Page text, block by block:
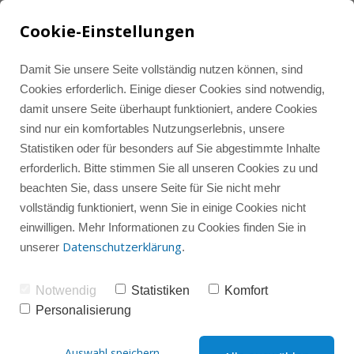
LinkedIn Marketing
Instagram Marketing
Instagram-Gruppencoaching
Sparring
Alle Beiträge
Instagram
LinkedIn
Social Media
Tools und Ressourcen
Instagram-Wissenshub
Instagram-Check
Artikel rund um
LinkedIn - Tipps für
mehr Struktur und
Sichbarkeit
Social Media
Cookie-Einstellungen
Damit Sie unsere Seite vollständig nutzen können, sind
Cookies erforderlich. Einige dieser Cookies sind notwendig,
damit unsere Seite überhaupt funktioniert, andere Cookies
sind nur ein komfortables Nutzungserlebnis, unsere
Statistiken oder für besonders auf Sie abgestimmte Inhalte
erforderlich. Bitte stimmen Sie all unseren Cookies zu und
beachten Sie, dass unsere Seite für Sie nicht mehr
vollständig funktioniert, wenn Sie in einige Cookies nicht
einwilligen. Mehr Informationen zu Cookies finden Sie in
unserer Datenschutzerklärung.
Notwendig Statistiken
Komfort
Personalisierung